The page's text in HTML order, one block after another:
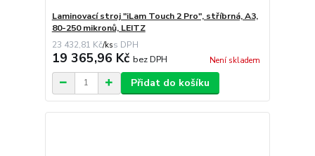
Laminovací stroj "iLam Touch 2 Pro", stříbrná, A3,
80-250 mikronů, LEITZ
23 432,81 Kč/ks
19 365,96 Kč bez DPH Není skladem
Přidat do košíku